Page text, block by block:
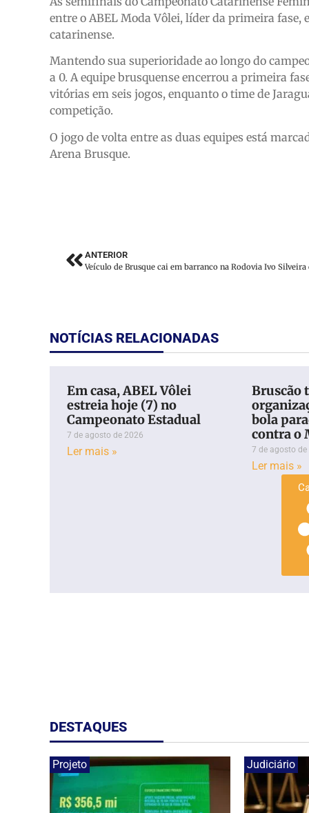
entre o ABEL Moda Vôlei, líder da primeira fase,
catarinense.
Mantendo sua superioridade ao longo do
a 0. A equipe brusquense encerrou a primeira
vitórias em seis jogos, enquanto o time de
competição.
O jogo de volta entre as duas equipes está
Arena Brusque.
ANTERIOR
NOTÍCIAS RELACIONADAS
Em casa, ABEL Vôlei
estreia hoje (7) no
Campeonato Estadual
7 de agosto de 2026
Ler mais »
Bruscão
bola
contra o
7 de agosto
Ler mais »
DESTAQUES
Projeto Judiciário